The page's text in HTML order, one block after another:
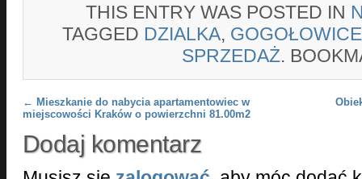
THIS ENTRY WAS POSTED IN
TAGGED DZIALKA, GOGOŁOWICE
SPRZEDAŻ.
Post navigation
← Mieszkanie do nabycia apartamentowiec w
miejscowości Kraków o powierzchni 81.00m2
Dodaj komentarz